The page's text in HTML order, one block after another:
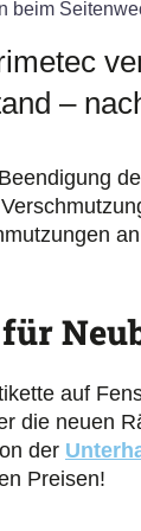
–
auf
die neuen
der
Preisen!